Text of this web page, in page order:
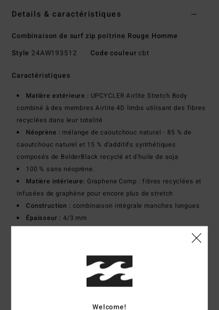
Details & caractéristiques
Combinaison de surf zip poitrine Rouge Homme
Style 24AW193512 Code couleur cbt
Caractéristiques
Matière extérieure : UPCYCLER Airlite Stretch Body
combiné à des membres Airlite 4D limbs utilisant des fibres
recyclées dans leur totalité
Néoprène : mélange de caoutchouc naturel - 85 % de
caoutchouc naturel et 15 % d'additifs synthétiques
composés de BolderBlack recyclé et d'huile de soja
100 % sans néoprène.
Matière intérieure: Graphene Comp : fibres recyclées et
infusées de graphène pour encore plus de stretch
Construction : combinaison intégrale manches longues
Épaisseur : 4/3 mm
coutures GBS collées puis cousues
Détail de la couture interne :
Bande Superflex appliquée à
100% Polychloroprène
Welcome!